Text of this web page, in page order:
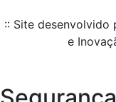
:: Site desenvolvido
e